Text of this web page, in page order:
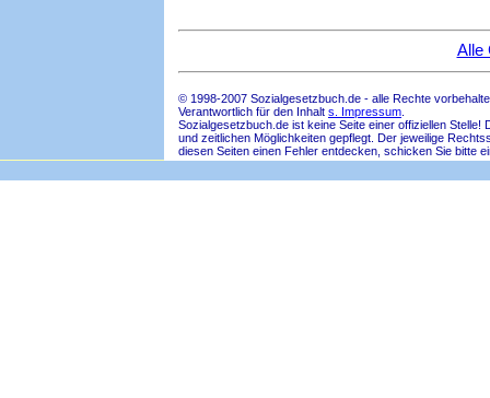
Alle
© 1998-2007 Sozialgesetzbuch.de - alle Rechte
Verantwortlich für den Inhalt s. Impressum
Sozialgesetzbuch.de ist keine Seite einer offiziellen
und zeitlichen Möglichkeiten gepflegt. Der jeweilige
diesen Seiten einen Fehler entdecken, schicken Sie bitte